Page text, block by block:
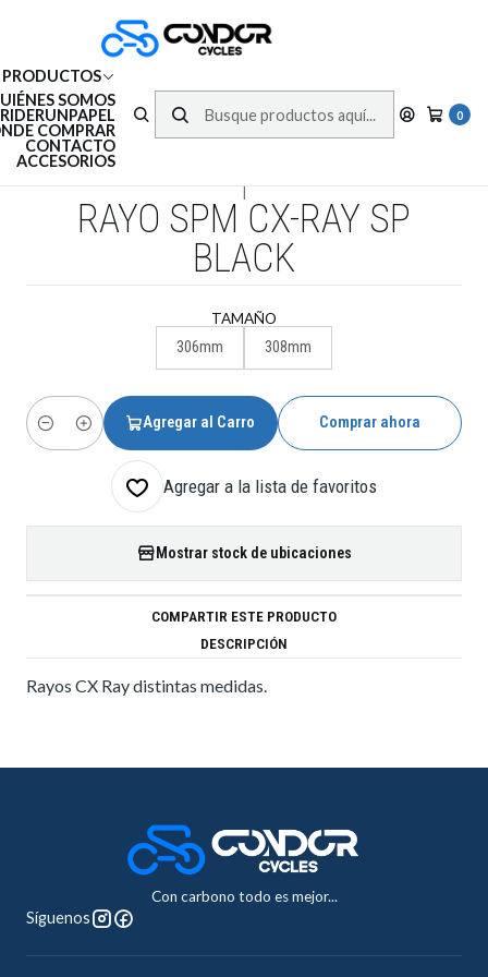
PRODUCTOS
SOMOS
COMPRAR
CONTACTO
ACCESORIOS
0
Envíos gratis en RM por compras sobre $150.000 | 3 Cuotas sin interés en
compras con tarjeta de crédito
|
RAYO SPM CX-RAY SP
BLACK
TAMAÑO
306mm 308mm
Cantidad
Agregar al Carro Comprar ahora
Agregar a la lista de favoritos
Mostrar stock de ubicaciones
COMPARTIR ESTE PRODUCTO
DESCRIPCIÓN
Rayos CX Ray distintas medidas.
Con carbono todo es mejor...
Síguenos